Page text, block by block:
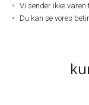
Vi sender ikke
Du kan se vores